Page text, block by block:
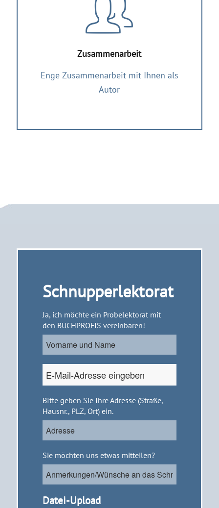
Zusammenarbeit
Enge Zusammenarbeit mit Ihnen als
Autor
Schnupperlektorat
Name
Ja, ich möchte ein Probelektorat mit
den BUCHPROFIS vereinbaren!
E-
Mail *
Adresse
BItte geben Sie Ihre Adresse (Straße,
Hausnr., PLZ, Ort) ein.
Persönliche
Nachricht
Sie möchten uns etwas mitteilen?
Datei-Upload